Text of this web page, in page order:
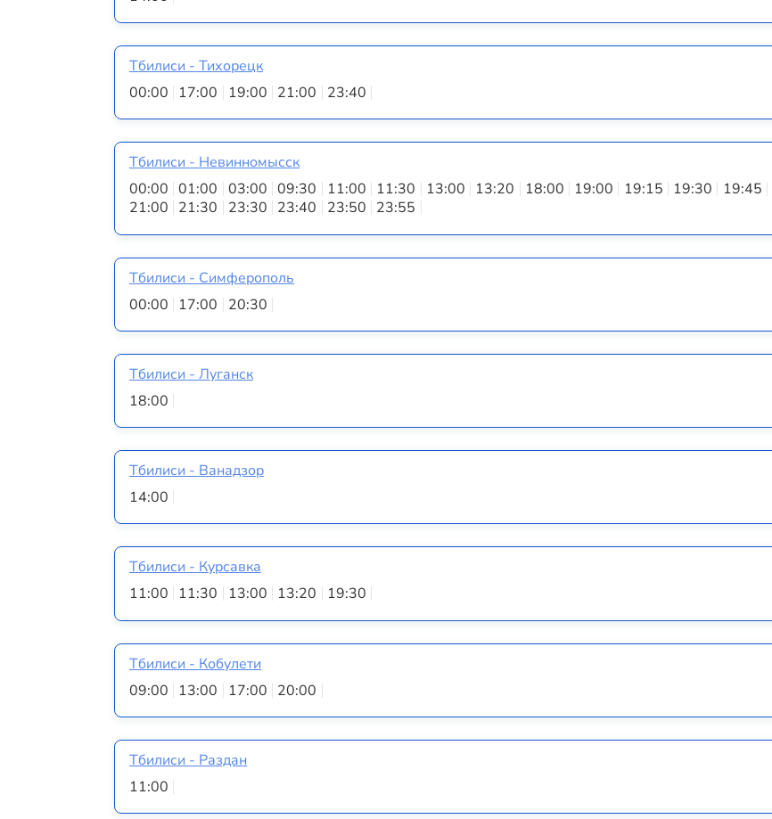
Тбилиси - Тихорецк
00:00
17:00 19:00 21:00 23:40
Тбилиси - Невинномысск
00:00 01:00 03:00 09:30 11:00 11:30 13:00 13:20 18:00 19:00 19:15 19:30 19:45
21:00 21:30 23:30 23:40 23:50 23:55
Тбилиси - Симферополь
00:00
17:00 20:30
Тбилиси - Луганск
18:00
Тбилиси - Ванадзор
14:00
Тбилиси - Курсавка
11:00
11:30 13:00 13:20 19:30
Тбилиси - Кобулети
09:00
13:00 17:00 20:00
Тбилиси - Раздан
11:00